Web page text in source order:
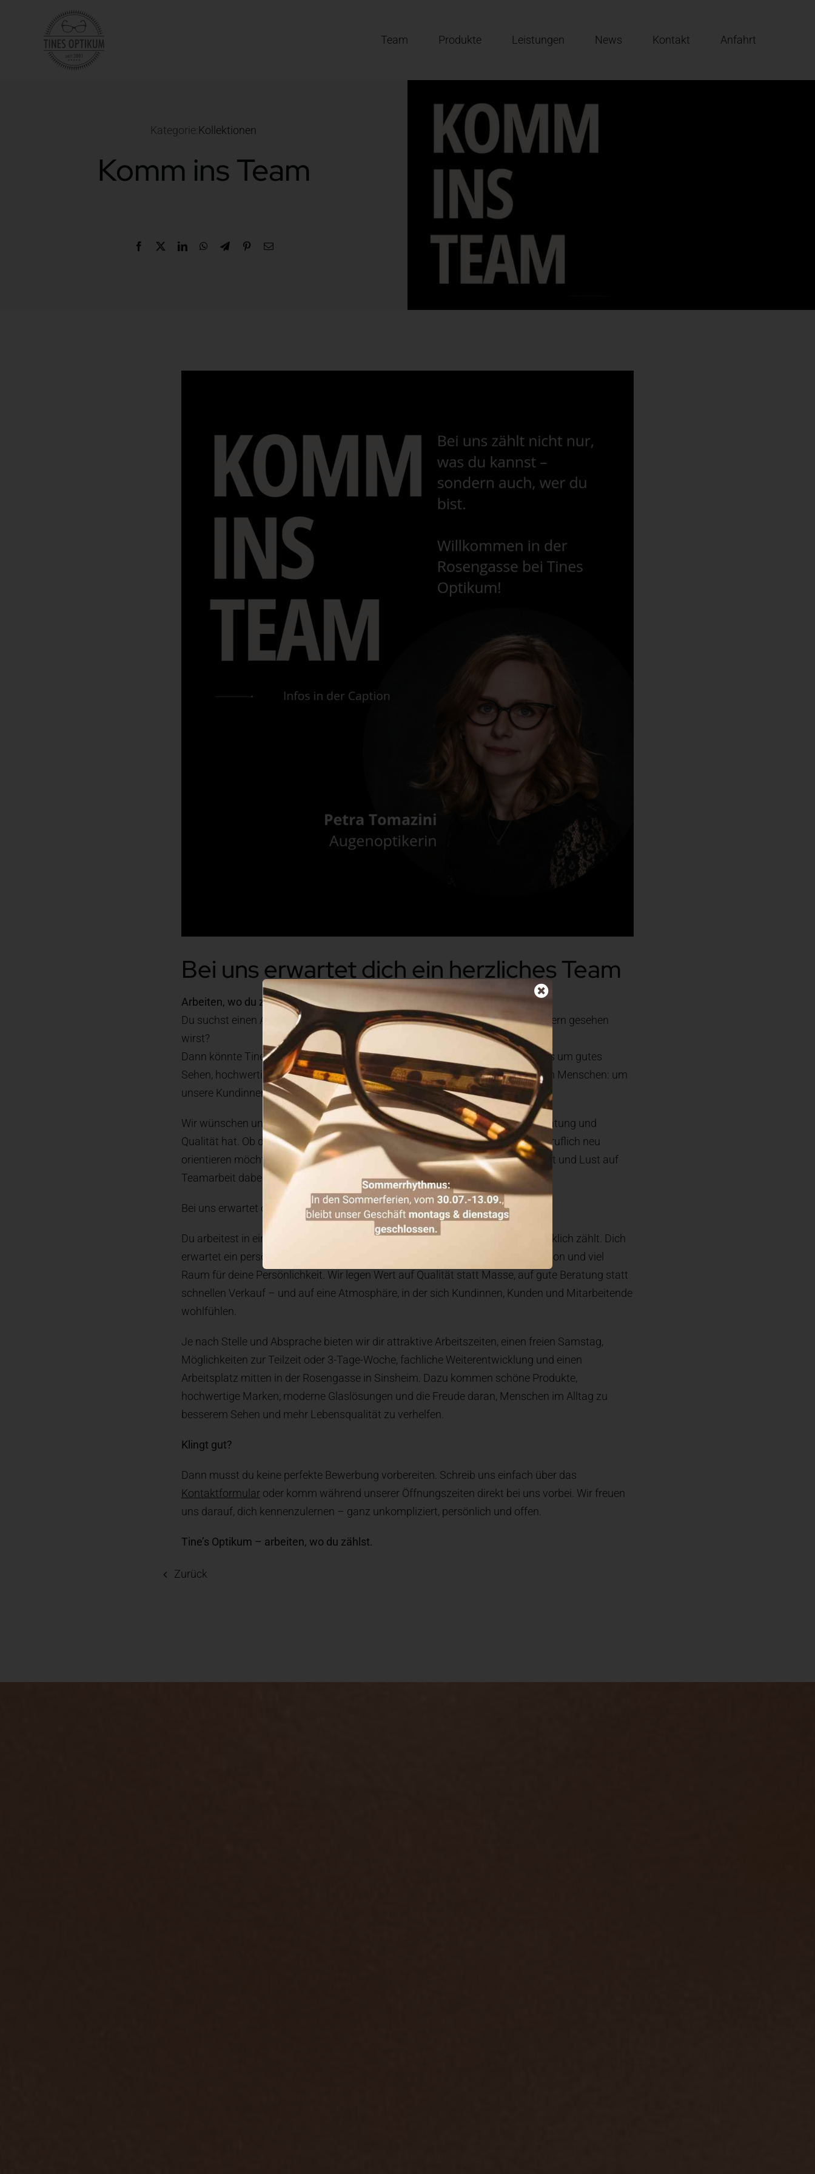
Team Produkte Leistungen News Kontakt Anfahrt
Kategorie:Kollektionen
Komm ins Team
Bei uns erwartet dich ein herzliches Team
Arbeiten, wo du zählst
Du suchst einen Arbeitsplatz, an dem du nicht einfach nur funktionierst – sondern gesehen
wirst?
Dann könnte Tine’s Optikum genau der richtige Ort für dich sein. Bei uns geht es um gutes
Sehen, hochwertige Beratung und echtes Handwerk. Vor allem aber geht es um Menschen: um
unsere Kundinnen und Kunden – und um jedes einzelne Teammitglied.
Wir wünschen uns Verstärkung von jemandem, der Freude an Begegnung, Beratung und
Qualität hat. Ob du bereits Erfahrung in der Augenoptik mitbringst oder dich beruflich neu
orientieren möchtest: Entscheidend ist für uns, dass du mit Herz, Verlässlichkeit und Lust auf
Teamarbeit dabei bist.
Bei uns erwartet dich ein Arbeitsplatz mit vielen Vorzügen:
Du arbeitest in einem herzlichen, engagierten Team, in dem Zusammenhalt wirklich zählt. Dich
erwartet ein persönliches Arbeitsumfeld mit kurzen Wegen, fairer Kommunikation und viel
Raum für deine Persönlichkeit. Wir legen Wert auf Qualität statt Masse, auf gute Beratung statt
schnellen Verkauf – und auf eine Atmosphäre, in der sich Kundinnen, Kunden und Mitarbeitende
wohlfühlen.
Je nach Stelle und Absprache bieten wir dir attraktive Arbeitszeiten, einen freien Samstag,
Möglichkeiten zur Teilzeit oder 3-Tage-Woche, fachliche Weiterentwicklung und einen
Arbeitsplatz mitten in der Rosengasse in Sinsheim. Dazu kommen schöne Produkte,
hochwertige Marken, moderne Glaslösungen und die Freude daran, Menschen im Alltag zu
besserem Sehen und mehr Lebensqualität zu verhelfen.
Klingt gut?
Dann musst du keine perfekte Bewerbung vorbereiten. Schreib uns einfach über das
Kontaktformularoder komm während unserer Öffnungszeiten direkt bei uns vorbei. Wir freuen
uns darauf, dich kennenzulernen – ganz unkompliziert, persönlich und offen.
Tine’s Optikum – arbeiten, wo du zählst.
Zurück